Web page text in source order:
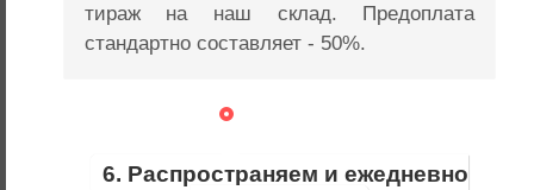
тираж на наш склад. Предоплата
стандартно составляет - 50%.
6. Распространяем и ежедневно